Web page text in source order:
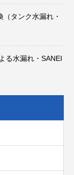
タンク水漏れ・
る水漏れ・SANEI